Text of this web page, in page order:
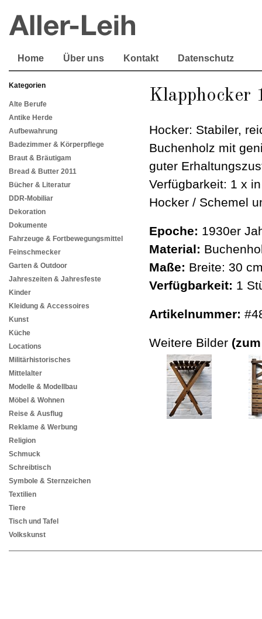
Home Über uns Kontakt Datenschutz
Kategorien
Alte Berufe
Antike Herde
Aufbewahrung
Badezimmer & Körperpflege
Braut & Bräutigam
Bread & Butter 2011
Bücher & Literatur
DDR-Mobiliar
Dekoration
Dokumente
Fahrzeuge & Fortbewegungsmittel
Feinschmecker
Garten & Outdoor
Jahreszeiten & Jahresfeste
Kinder
Kleidung & Accessoires
Kunst
Küche
Locations
Militärhistorisches
Mittelalter
Modelle & Modellbau
Möbel & Wohnen
Reise & Ausflug
Reklame & Werbung
Religion
Schmuck
Schreibtisch
Symbole & Sternzeichen
Textilien
Tiere
Tisch und Tafel
Volkskunst
Klapphocker
Hocker: Stabiler,
Buchenholz mit
guter
Verfügbarkeit: 1 x
Hocker / Schemel
Epoche: 1930er
Material:
Maße: Breite: 30
Verfügbarkeit: 1
Artikelnummer:
Weitere Bilder